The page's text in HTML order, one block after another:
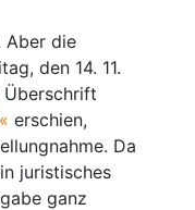
Aber die
den 14. 11.
erschien,
Da
juristisches
ganz